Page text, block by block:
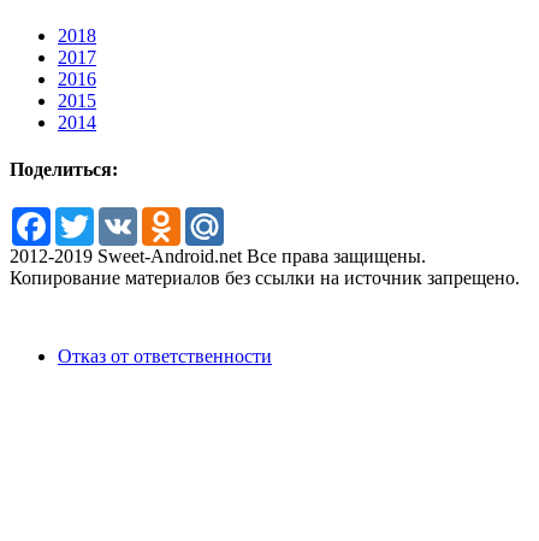
2018
2017
2016
2015
2014
Поделиться:
Facebook
TwitterVK Odnoklassniki
2012-2019 Sweet-Android.net Все права защищены.
Копирование материалов без ссылки на источник запрещено.
Отказ от ответственности